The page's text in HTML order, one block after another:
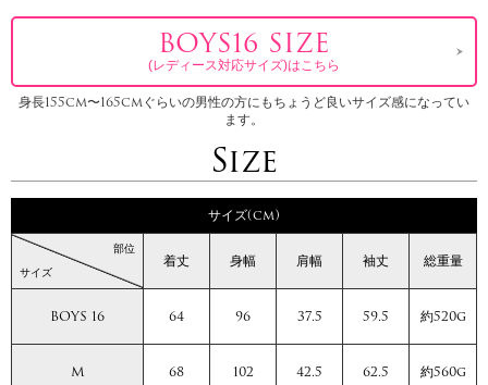
BOYS16 SIZE
(レディース対応サイズ)はこちら
身長155cm〜165cmぐらいの男性の方にもちょうど良いサイズ感になってい
ます。
Size
サイズ(cm)
サイズ
部位
着丈 身幅 肩幅 袖丈 総重量
BOYS 16 64 96 37.5 59.5 約520g
M 68 102 42.5 62.5 約560g